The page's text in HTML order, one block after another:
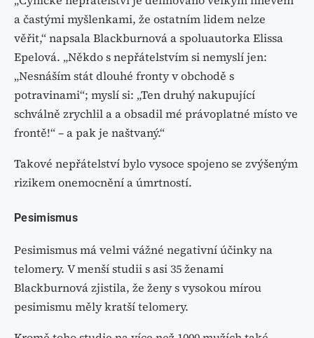
a častými myšlenkami, že ostatním lidem nelze
věřit,“ napsala Blackburnová a spoluautorka Elissa
Epelová. „Někdo s nepřátelstvím si nemyslí jen:
„Nesnáším stát dlouhé fronty v obchodě s
potravinami“; myslí si: „Ten druhý nakupující
schválně zrychlil a a obsadil mé právoplatné místo ve
frontě!“ – a pak je naštvaný.“
Takové nepřátelství bylo vysoce spojeno se zvýšeným
rizikem onemocnění a úmrtností.
Pesimismus
Pesimismus má velmi vážné negativní účinky na
telomery. V menší studii s asi 35 ženami
Blackburnová zjistila, že ženy s vysokou mírou
pesimismu měly kratší telomery.